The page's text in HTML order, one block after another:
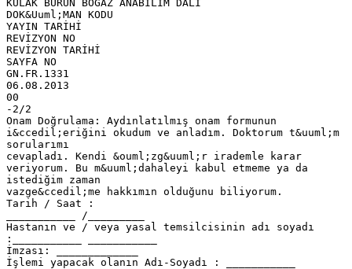
KULAK BURUN BOĞAZ ANABİLİM DALI
DOK&Uuml;MAN KODU
YAYIN TARİHİ
REVİZYON NO
REVİZYON TARİHİ
SAYFA NO
GN.FR.1331
06.08.2013
00
-2/2
Onam Doğrulama: Aydınlatılmış onam formunun
i&ccedil;eriğini okudum ve anladım. Doktorum t&uuml;m
sorularımı
cevapladı. Kendi &ouml;zg&uuml;r irademle karar
veriyorum. Bu m&uuml;dahaleyi kabul etmeme ya da
istediğim zaman
vazge&ccedil;me hakkımın olduğunu biliyorum.
Tarih / Saat :
___________ /_________
Hastanın ve / veya yasal temsilcisinin adı soyadı
:___________ ___________
İmzası: _____________
İşlemi yapacak olanın Adı-Soyadı : ___________